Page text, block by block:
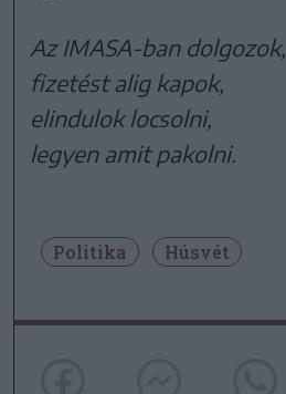
Az IMASA-ban dolgozok,
fizetést alig kapok,
elindulok locsolni,
legyen amit pakolni.
Politika Húsvét